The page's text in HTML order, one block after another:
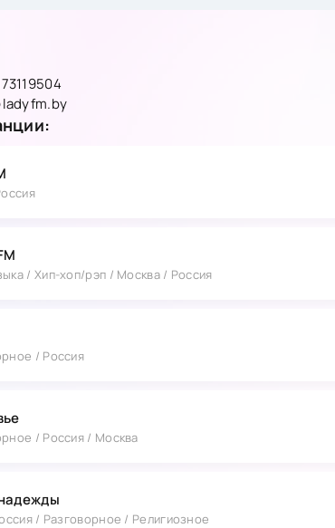
/ Хип-хоп/рэп / Москва / Россия
/ Россия
/ Россия / Москва
/ Разговорное / Религиозное